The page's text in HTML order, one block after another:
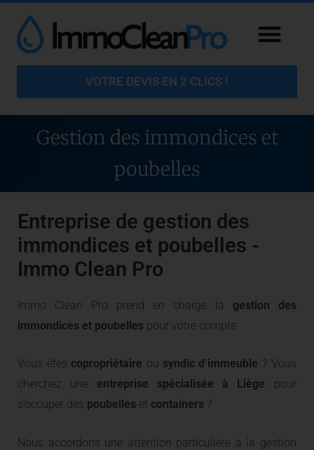
VOTRE DEVIS EN 2 CLICS !
Gestion des immondices et
poubelles
Entreprise de gestion des
immondices et poubelles -
Immo Clean Pro
Immo Clean Pro prend en charge la gestion des
immondices et poubelles pour votre compte.
Vous êtes copropriétaire ou syndic d’immeuble ? Vous
cherchez une entreprise spécialisée à Liège pour
s’occuper des poubelles et containers ?
Nous accordons une attention particulière à la gestion